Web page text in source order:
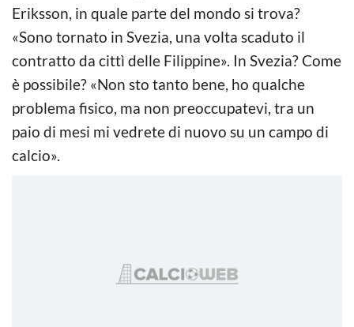
Eriksson, in quale parte del mondo si trova?
«Sono tornato in Svezia, una volta scaduto il
contratto da cittì delle Filippine». In Svezia? Come
è possibile? «Non sto tanto bene, ho qualche
problema fisico, ma non preoccupatevi, tra un
paio di mesi mi vedrete di nuovo su un campo di
calcio».